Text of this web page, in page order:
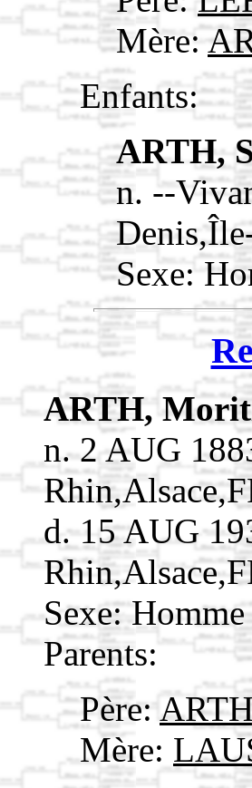
Mère:
Enfants:
ARTH,
n. --
Sexe:
ARTH,
n. 2 AUG
d. 15 AUG
Sexe: Homme
Parents:
Père:
Mère: